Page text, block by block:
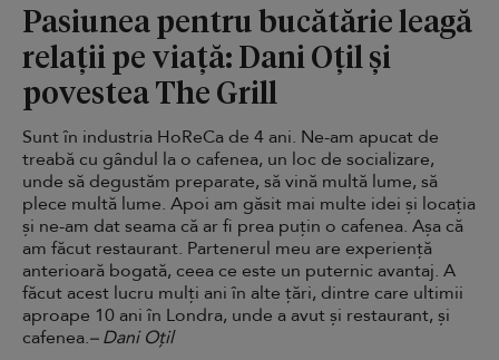
Smart
Sensibilă
Puternică
Pasiunea pentru bucătărie leagă
relații pe viață: Dani Oțil și
povestea The Grill
Sunt în industria HoReCa de 4 ani. Ne-am apucat de
treabă cu gândul la o cafenea, un loc de socializare,
unde să degustăm preparate, să vină multă lume, să
plece multă lume. Apoi am găsit mai multe idei și locația
și ne-am dat seama că ar fi prea puțin o cafenea. Așa că
am făcut restaurant. Partenerul meu are experiență
anterioară bogată, ceea ce este un puternic avantaj. A
făcut acest lucru mulți ani în alte țări, dintre care ultimii
aproape 10 ani în Londra, unde a avut și restaurant, și
cafenea.– Dani Oțil